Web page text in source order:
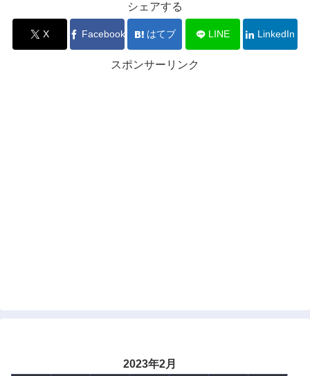
シェアする
X Facebook はてブ LINE LinkedIn
スポンサーリンク
2023年2月